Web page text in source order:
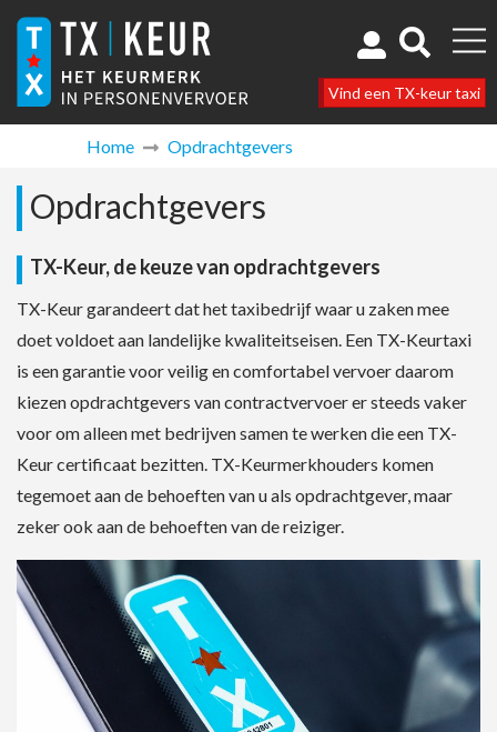
Vind een TX-keur taxi
Home Opdrachtgevers
Opdrachtgevers
TX-Keur, de keuze van opdrachtgevers
TX-Keur garandeert dat het taxibedrijf waar u zaken mee
doet voldoet aan landelijke kwaliteitseisen. Een TX-Keurtaxi
is een garantie voor veilig en comfortabel vervoer daarom
kiezen opdrachtgevers van contractvervoer er steeds vaker
voor om alleen met bedrijven samen te werken die een TX-
Keur certificaat bezitten. TX-Keurmerkhouders komen
tegemoet aan de behoeften van u als opdrachtgever, maar
zeker ook aan de behoeften van de reiziger.